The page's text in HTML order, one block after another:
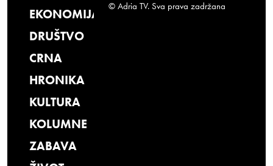
EKONOMIJA
DRUŠTVO
CRNA
HRONIKA
KULTURA
KOLUMNE
ZABAVA
© Adria TV. Sva prava zadržana